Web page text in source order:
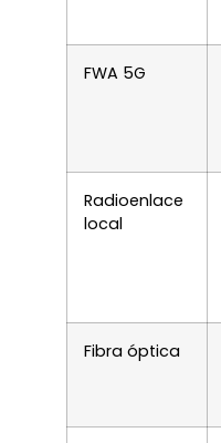
FWA 5G
Radioenlace
local
Fibra óptica